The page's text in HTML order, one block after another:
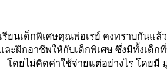
เรียนเด็กพิเศษคุณพ่อเรย์ คงทราบกันแล้
ละฝึกอาชีพให้กับเด็กพิเศษ ซึ่งมีทั้งเด็ก
ดยไม่คิดค่าใช้จ่ายแต่อย่างไร โดยมี